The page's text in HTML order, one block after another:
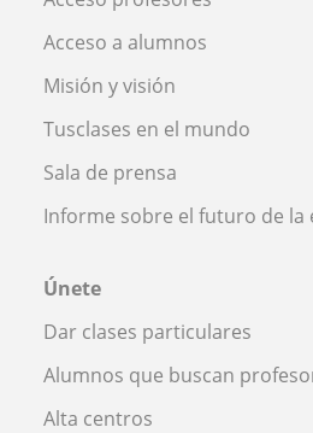
Acceso a alumnos
Misión y visión
Tusclases en el mundo
Sala de prensa
Informe sobre el futuro de la
Únete
Dar clases particulares
Alumnos que buscan
Alta centros